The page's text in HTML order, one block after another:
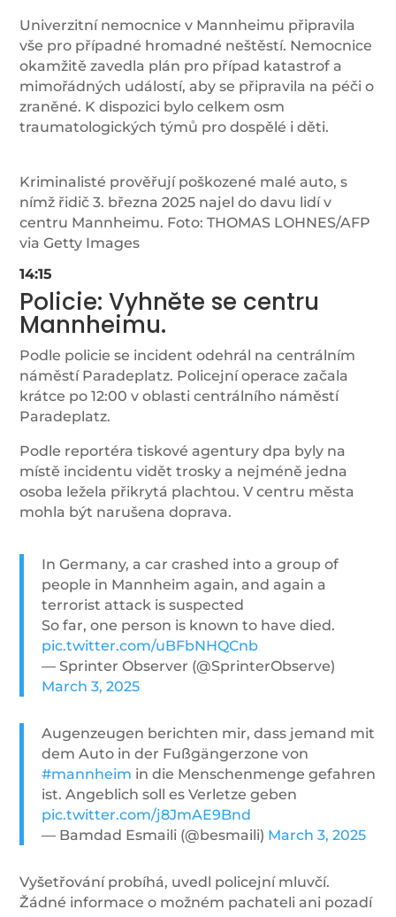
Univerzitní nemocnice v Mannheimu připravila
vše pro případné hromadné neštěstí. Nemocnice
okamžitě zavedla plán pro případ katastrof a
mimořádných událostí, aby se připravila na péči o
zraněné. K dispozici bylo celkem osm
traumatologických týmů pro dospělé i děti.
Kriminalisté prověřují poškozené malé auto, s
nímž řidič 3. března 2025 najel do davu lidí v
centru Mannheimu. Foto: THOMAS LOHNES/AFP
via Getty Images
14:15
Policie: Vyhněte se centru
Mannheimu.
Podle policie se incident odehrál na centrálním
náměstí Paradeplatz. Policejní operace začala
krátce po 12:00 v oblasti centrálního náměstí
Paradeplatz.
Podle reportéra tiskové agentury dpa byly na
místě incidentu vidět trosky a nejméně jedna
osoba ležela přikrytá plachtou. V centru města
mohla být narušena doprava.
In Germany, a car crashed into a group of
people in Mannheim again, and again a
terrorist attack is suspected
So far, one person is known to have died.
pic.twitter.com/uBFbNHQCnb
— Sprinter Observer (@SprinterObserve)
March 3, 2025
Augenzeugen berichten mir, dass jemand mit
dem Auto in der Fußgängerzone von
#mannheim in die Menschenmenge gefahren
ist. Angeblich soll es Verletze geben
pic.twitter.com/j8JmAE9Bnd
— Bamdad Esmaili (@besmaili) March 3, 2025
Vyšetřování probíhá, uvedl policejní mluvčí.
Žádné informace o možném pachateli ani pozadí